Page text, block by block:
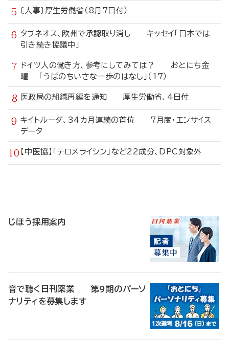
〔人事〕厚生労働省（8月7日付）
タブネオス、欧州で承認取り消し キッセイ「日本では
引き続き協議中」
ドイツ人の働き方、参考にしてみては？ おとにち金
曜 「うぱのちいさな一歩のはなし」（17）
医政局の組織再編を通知 厚生労働省、4日付
キイトルーダ、34カ月連続の首位 7月度・エンサイス
データ
【中医協】「テロメライシン」など22成分、DPC対象外
じほう採用案内
音で聴く日刊薬業 第9期のパーソ
ナリティを募集します